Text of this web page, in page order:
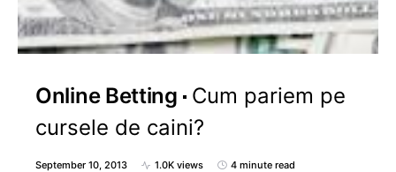
Online Betting
Cum pariem pe
cursele de caini?
September 10, 2013 1.0K views 4 minute read